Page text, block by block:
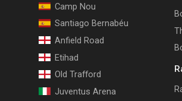
Camp Nou
Santiago Bernabéu
Anfield Road
Etihad
Old Trafford
Juventus Arena